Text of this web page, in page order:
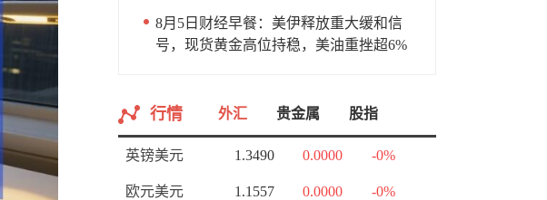
8月5日财经早餐：美伊释放重大缓和信
号，现货黄金高位持稳，美油重挫超6%
行情 外汇 贵金属 股指
英镑美元 1.3490 0.0000 -0%
欧元美元 1.1557 0.0000 -0%